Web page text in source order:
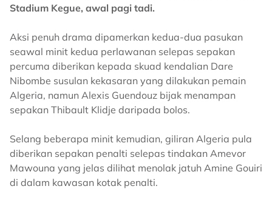
Stadium Kegue, awal pagi tadi.
Aksi penuh drama dipamerkan kedua-dua pasukan
seawal minit kedua perlawanan selepas sepakan
percuma diberikan kepada skuad kendalian Dare
Nibombe susulan kekasaran yang dilakukan pemain
Algeria, namun Alexis Guendouz bijak menampan
sepakan Thibault Klidje daripada bolos.
Selang beberapa minit kemudian, giliran Algeria pula
diberikan sepakan penalti selepas tindakan Amevor
Mawouna yang jelas dilihat menolak jatuh Amine Gouiri
di dalam kawasan kotak penalti.